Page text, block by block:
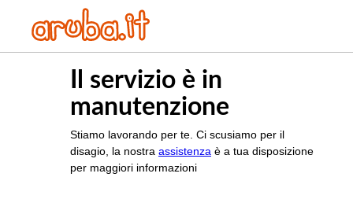
Il servizio è in
manutenzione
Stiamo lavorando per te. Ci scusiamo per il
disagio, la nostra assistenza è a tua disposizione
per maggiori informazioni